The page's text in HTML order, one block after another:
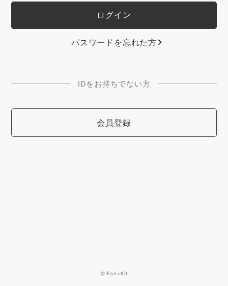
パスワードを忘れた方
IDをお持ちでない方
会員登録
© Fan+Kit